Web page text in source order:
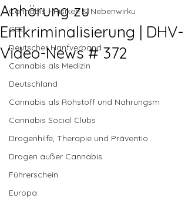
Cannabis - Risiken & Nebenwirku
CBD
Deutscher Hanfverband
Cannabis als Medizin
Deutschland
Cannabis als Rohstoff und Nahrungsm
Cannabis Social Clubs
Drogenhilfe, Therapie und Präventio
Drogen außer Cannabis
Führerschein
Europa
Anhörung zu
Entkriminalisierung | DHV-
Video-News # 372